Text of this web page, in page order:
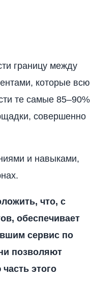
границу между
которые всю
те самые 85–90%
совершенно
и навыками,
что, с
обеспечивает
сервис по
позволяют
этого